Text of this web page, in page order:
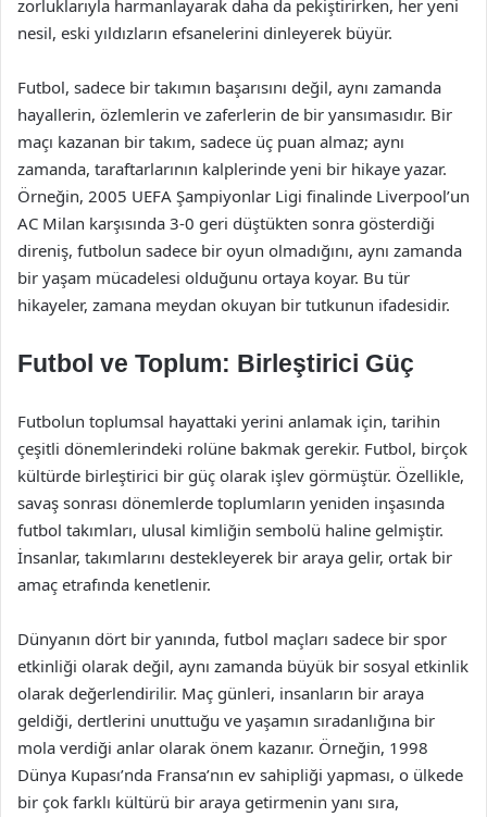
zorluklarıyla harmanlayarak daha da pekiştirirken, her yeni
nesil, eski yıldızların efsanelerini dinleyerek büyür.
Futbol, sadece bir takımın başarısını değil, aynı zamanda
hayallerin, özlemlerin ve zaferlerin de bir yansımasıdır. Bir
maçı kazanan bir takım, sadece üç puan almaz; aynı
zamanda, taraftarlarının kalplerinde yeni bir hikaye yazar.
Örneğin, 2005 UEFA Şampiyonlar Ligi finalinde Liverpool’un
AC Milan karşısında 3-0 geri düştükten sonra gösterdiği
direniş, futbolun sadece bir oyun olmadığını, aynı zamanda
bir yaşam mücadelesi olduğunu ortaya koyar. Bu tür
hikayeler, zamana meydan okuyan bir tutkunun ifadesidir.
Futbol ve Toplum: Birleştirici Güç
Futbolun toplumsal hayattaki yerini anlamak için, tarihin
çeşitli dönemlerindeki rolüne bakmak gerekir. Futbol, birçok
kültürde birleştirici bir güç olarak işlev görmüştür. Özellikle,
savaş sonrası dönemlerde toplumların yeniden inşasında
futbol takımları, ulusal kimliğin sembolü haline gelmiştir.
İnsanlar, takımlarını destekleyerek bir araya gelir, ortak bir
amaç etrafında kenetlenir.
Dünyanın dört bir yanında, futbol maçları sadece bir spor
etkinliği olarak değil, aynı zamanda büyük bir sosyal etkinlik
olarak değerlendirilir. Maç günleri, insanların bir araya
geldiği, dertlerini unuttuğu ve yaşamın sıradanlığına bir
mola verdiği anlar olarak önem kazanır. Örneğin, 1998
Dünya Kupası’nda Fransa’nın ev sahipliği yapması, o ülkede
bir çok farklı kültürü bir araya getirmenin yanı sıra,